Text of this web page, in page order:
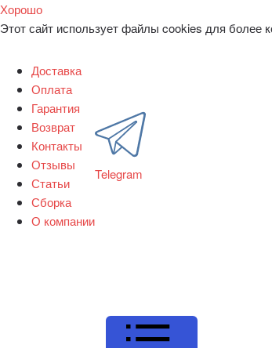
Хорошо
Этот сайт использует файлы cookies для более
Доставка
Оплата
Гарантия
Возврат
Контакты
Отзывы
Статьи
Сборка
О компании
Telegram